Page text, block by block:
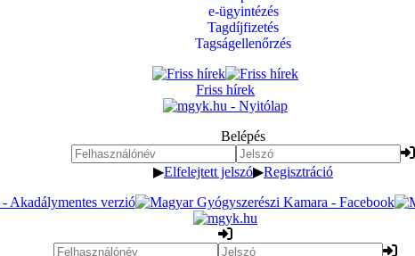
e-ügyintézés
Tagdíjfizetés
Tagságellenőrzés
Friss hírek
Belépés
▶Elfelejtett jelszó▶Regisztráció